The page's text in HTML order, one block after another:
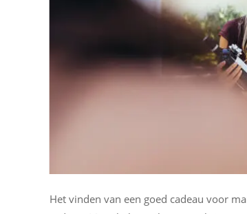
Het vinden van een goed cadeau voor